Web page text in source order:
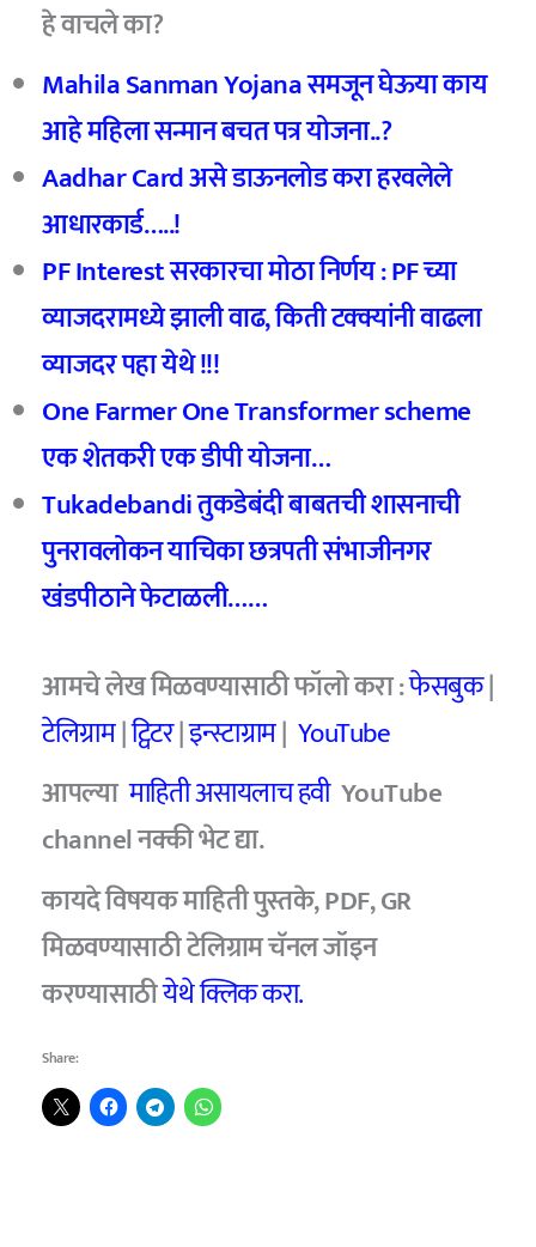
हे वाचले का?
Mahila Sanman Yojana समजून घेऊया काय
आहे महिला सन्मान बचत पत्र योजना..?
Aadhar Card असे डाऊनलोड करा हरवलेले
आधारकार्ड…..!
PF Interest सरकारचा मोठा निर्णय : PF च्या
व्याजदरामध्ये झाली वाढ, किती टक्क्यांनी वाढला
व्याजदर पहा येथे !!!
One Farmer One Transformer scheme
एक शेतकरी एक डीपी योजना…
Tukadebandi तुकडेबंदी बाबतची शासनाची
पुनरावलोकन याचिका छत्रपती संभाजीनगर
खंडपीठाने फेटाळली……
आमचे लेख मिळवण्यासाठी फॉलो करा :फेसबुक|
टेलिग्राम|ट्विटर|इन्स्टाग्राम| YouTube
आपल्यामाहिती असायलाच हवी YouTube
channel नक्की भेट द्या.
कायदे विषयक माहिती पुस्तके, PDF, GR
मिळवण्यासाठी टेलिग्राम चॅनल जॉइन
करण्यासाठीयेथे क्लिक करा.
Share: